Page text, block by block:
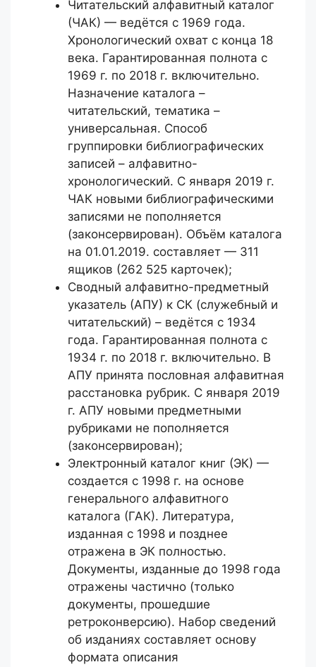
Читательский алфавитный каталог
(ЧАК) — ведётся с 1969 года.
Хронологический охват с конца 18
века. Гарантированная полнота с
1969 г. по 2018 г. включительно.
Назначение каталога –
читательский, тематика –
универсальная. Способ
группировки библиографических
записей – алфавитно-
хронологический. С января 2019 г.
ЧАК новыми библиографическими
записями не пополняется
(законсервирован). Объём каталога
на 01.01.2019. составляет — 311
ящиков (262 525 карточек);
Сводный алфавитно-предметный
указатель (АПУ) к СК (служебный и
читательский) – ведётся с 1934
года. Гарантированная полнота с
1934 г. по 2018 г. включительно. В
АПУ принята пословная алфавитная
расстановка рубрик. С января 2019
г. АПУ новыми предметными
рубриками не пополняется
(законсервирован);
Электронный каталог книг (ЭК) —
создается с 1998 г. на основе
генерального алфавитного
каталога (ГАК). Литература,
изданная с 1998 и позднее
отражена в ЭК полностью.
Документы, изданные до 1998 года
отражены частично (только
документы, прошедшие
ретроконверсию). Набор сведений
об изданиях составляет основу
формата описания